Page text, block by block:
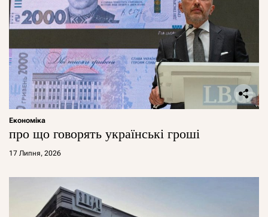
Економіка
про що говорять українські гроші
17 Липня, 2026